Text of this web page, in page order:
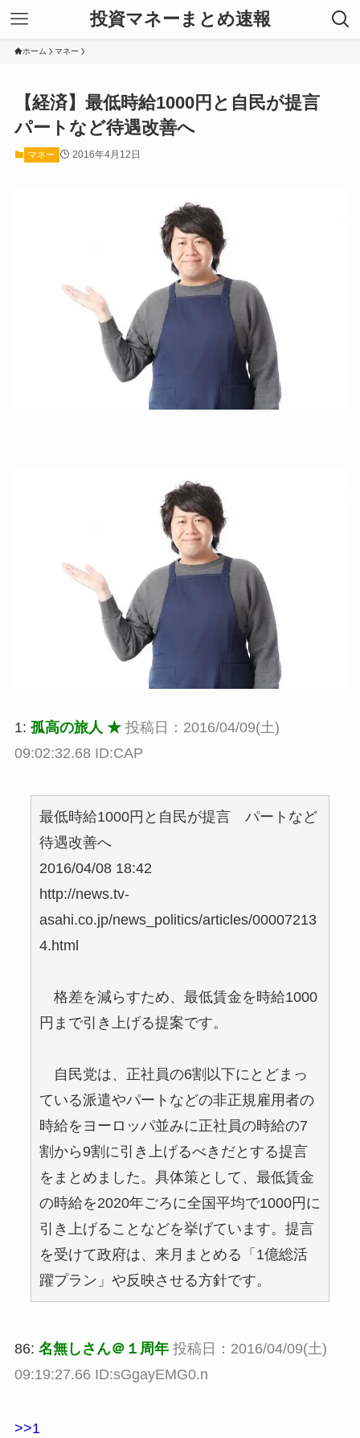
投資マネーまとめ速報
ホーム マネー
【経済】最低時給1000円と自民が提言
パートなど待遇改善へ
マネー 2016年4月12日
1: 孤高の旅人 ★ 投稿日：2016/04/09(土)
09:02:32.68 ID:CAP
最低時給1000円と自民が提言 パートなど
待遇改善へ
2016/04/08 18:42
http://news.tv-
asahi.co.jp/news_politics/articles/00007213
4.html
格差を減らすため、最低賃金を時給1000
円まで引き上げる提案です。
自民党は、正社員の6割以下にとどまっ
ている派遣やパートなどの非正規雇用者の
時給をヨーロッパ並みに正社員の時給の7
割から9割に引き上げるべきだとする提言
をまとめました。具体策として、最低賃金
の時給を2020年ごろに全国平均で1000円に
引き上げることなどを挙げています。提言
を受けて政府は、来月まとめる「1億総活
躍プラン」や反映させる方針です。
86: 名無しさん＠１周年 投稿日：2016/04/09(土)
09:19:27.66 ID:sGgayEMG0.n
>>1